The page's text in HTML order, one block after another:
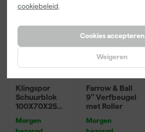
cookiebeleid.
Cookies accepteren
Weigeren
Klingspor
Schuurblok
100X70X25m
P220
Morgen
Farrow & Ball
9" Verfbeugel
met Roller
Morgen